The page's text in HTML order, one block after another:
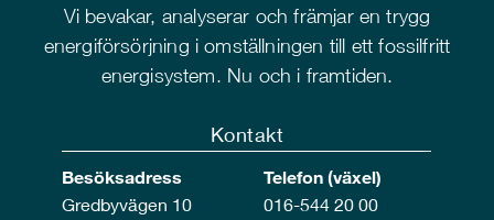
Vi bevakar, analyserar och främjar en trygg
energiförsörjning i omställningen till ett fossilfritt
energisystem. Nu och i framtiden.
Kontakt
Besöksadress
Gredbyvägen 10
Telefon (växel)
016-544 20 00